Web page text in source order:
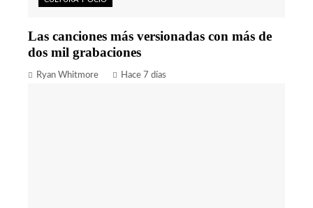
Las canciones más versionadas con más de
dos mil grabaciones
Ryan Whitmore Hace 7 días